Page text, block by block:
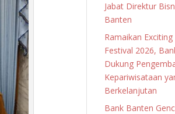
Jabat Direktur
Banten
Ramaikan
Festival 2026,
Dukung
Kepariwisataan
Berkelanjutan
Bank Banten